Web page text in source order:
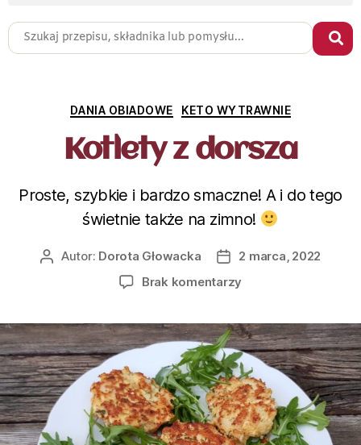
DANIA OBIADOWE KETO WYTRAWNIE
Kotlety z dorsza
Proste, szybkie i bardzo smaczne! A i do tego
świetnie także na zimno!
Autor: Dorota Głowacka
2 marca, 2022
Brak komentarzy